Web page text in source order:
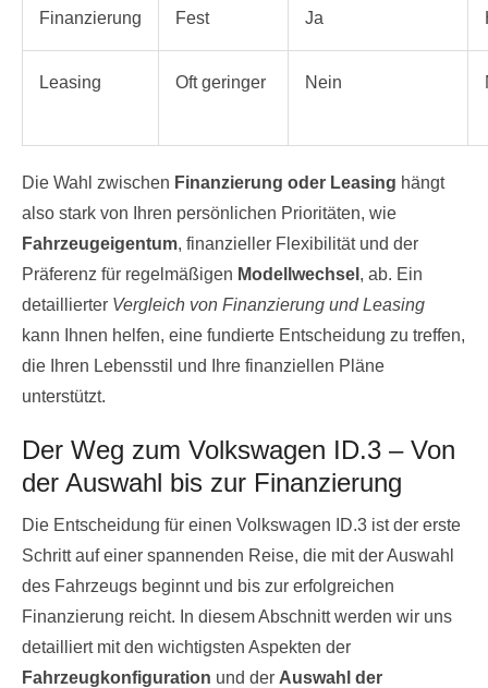
Finanzierung Fest Ja
Leasing Oft geringer Nein
Die Wahl zwischen Finanzierung oder Leasing hängt
also stark von Ihren persönlichen Prioritäten, wie
Fahrzeugeigentum, finanzieller Flexibilität und der
Präferenz für regelmäßigen Modellwechsel , ab. Ein
detaillierter Vergleich von Finanzierung und Leasing
kann Ihnen helfen, eine fundierte Entscheidung zu treffen,
die Ihren Lebensstil und Ihre finanziellen Pläne
unterstützt.
Der Weg zum Volkswagen ID.3 – Von
der Auswahl bis zur Finanzierung
Die Entscheidung für einen Volkswagen ID.3 ist der erste
Schritt auf einer spannenden Reise, die mit der Auswahl
des Fahrzeugs beginnt und bis zur erfolgreichen
Finanzierung reicht. In diesem Abschnitt werden wir uns
detailliert mit den wichtigsten Aspekten der
Fahrzeugkonfiguration und der Auswahl der